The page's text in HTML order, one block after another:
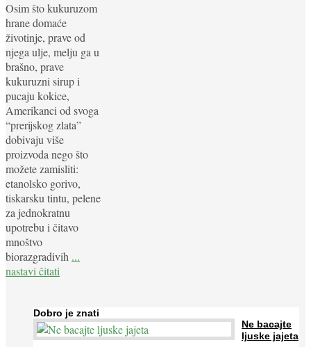
Osim što kukuruzom
hrane domaće
životinje, prave od
njega ulje, melju ga u
brašno, prave
kukuruzni sirup i
pucaju kokice,
Amerikanci od svoga
“prerijskog zlata”
dobivaju više
proizvoda nego što
možete zamisliti:
etanolsko gorivo,
tiskarsku tintu, pelene
za jednokratnu
upotrebu i čitavo
mnoštvo
biorazgradivih ...
nastavi čitati
Dobro je znati
Ne bacajte
ljuske jajeta